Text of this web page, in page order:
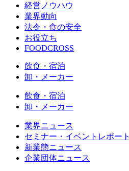
経営ノウハウ
業界動向
法令・食の安全
お役立ち
FOODCROSS
飲食・宿泊
卸・メーカー
飲食・宿泊
卸・メーカー
業界ニュース
セミナー・イベントレポート
新業態ニュース
企業団体ニュース